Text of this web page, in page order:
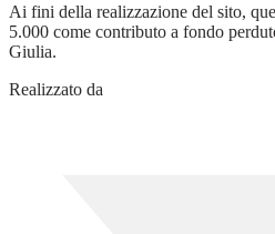
Ai fini della realizzazione del sito,
5.000 come contributo a fondo
Giulia.
Realizzato da